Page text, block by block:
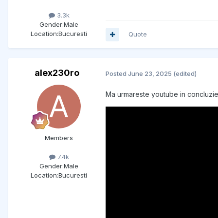
3.3k
Gender:Male
Location:Bucuresti Quote
alex230ro
Members
7.4k
Gender:Male
Location:Bucuresti
Posted June 23, 2025 (edited)
Ma urmareste youtube in